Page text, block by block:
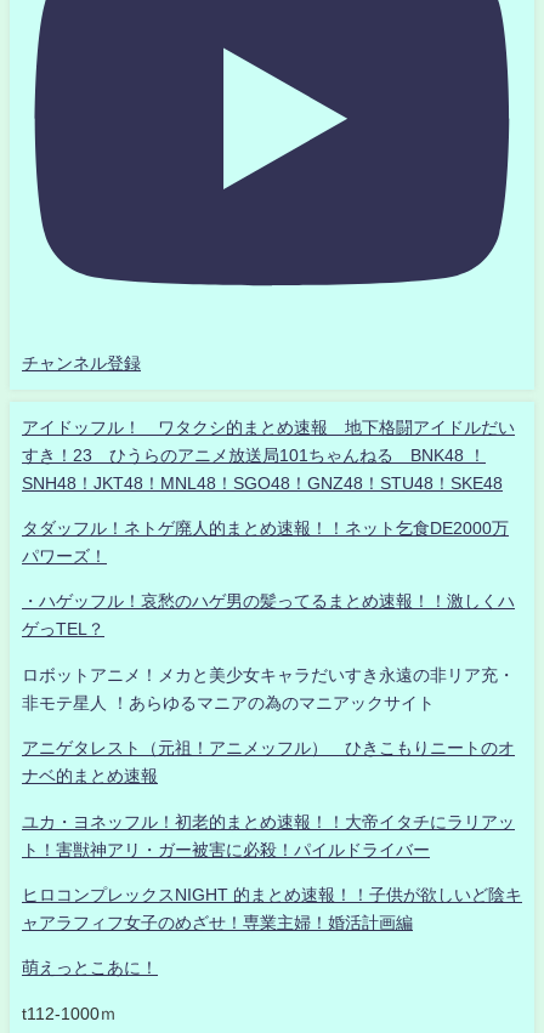
チャンネル登録
アイドッフル！ ワタクシ的まとめ速報 地下格闘アイドルだい
すき！23 ひうらのアニメ放送局101ちゃんねる BNK48 ！
SNH48！JKT48！MNL48！SGO48！GNZ48！STU48！SKE48
タダッフル！ネトゲ廃人的まとめ速報！！ネット乞食DE2000万
パワーズ！
・ハゲッフル！哀愁のハゲ男の髪ってるまとめ速報！！激しくハ
ゲっTEL？
ロボットアニメ！メカと美少女キャラだいすき永遠の非リア充・
非モテ星人 ！あらゆるマニアの為のマニアックサイト
アニゲタレスト（元祖！アニメッフル） ひきこもりニートのオ
ナベ的まとめ速報
ユカ・ヨネッフル！初老的まとめ速報！！大帝イタチにラリアッ
ト！害獣神アリ・ガー被害に必殺！パイルドライバー
ヒロコンプレックスNIGHT 的まとめ速報！！子供が欲しいど陰キ
ャアラフィフ女子のめざせ！専業主婦！婚活計画編
萌えっとこあに！
t112-1000ｍ